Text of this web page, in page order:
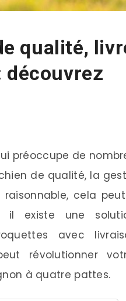
qualité,
découvrez
préoccupe de
de qualité, la
cela
il existe une
avec
révolutionner
à quatre pattes.